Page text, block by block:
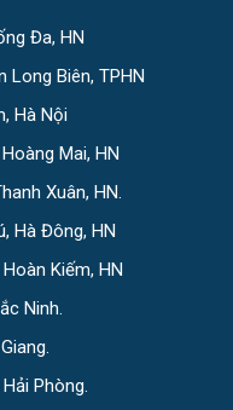
Đa, HN
Long Biên, TPHN
Hà Nội
Mai, HN
Xuân, HN.
Hà Đông, HN
Kiếm, HN
Ninh.
Phòng.